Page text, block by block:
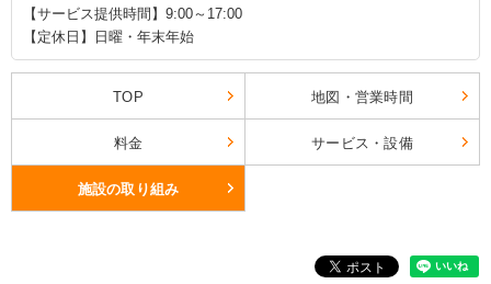
【サービス提供時間】9:00～17:00
【定休日】日曜・年末年始
TOP 地図・営業時間
料金 サービス・設備
施設の取り組み